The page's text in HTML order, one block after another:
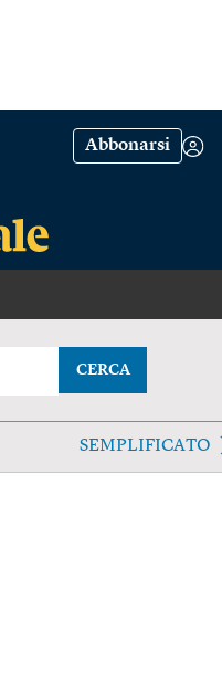
Abbonarsi
CERCA
SEMPLIFICATO